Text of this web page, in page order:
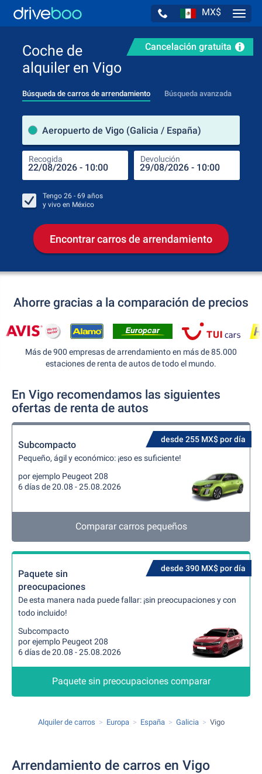
MX$
Cancelación gratuita
Coche de
alquiler en Vigo
Búsqueda de carros de arrendamiento Búsqueda avanzada
Aeropuerto de Vigo (Galicia / España)
Recogida Devolución
Tengo 26 - 69 años
y vivo en México
Encontrar carros de arrendamiento
Ahorre gracias a la comparación de precios
Más de 900 empresas de arrendamiento en más de 85.000
estaciones de renta de autos de todo el mundo.
En Vigo recomendamos las siguientes
ofertas de renta de autos
desde 255 MX$ por día
Subcompacto
Pequeño, ágil y económico: ¡eso es suficiente!
por ejemplo Peugeot 208
6 días de 20.08 - 25.08.2026
Comparar carros pequeños
desde 390 MX$ por día
Paquete sin
preocupaciones
De esta manera nada puede fallar: ¡sin preocupaciones y con
todo incluido!
Subcompacto
por ejemplo Peugeot 208
6 días de 20.08 - 25.08.2026
Paquete sin preocupaciones comparar
Alquiler de carros Europa España Galicia Vigo
Arrendamiento de carros en Vigo